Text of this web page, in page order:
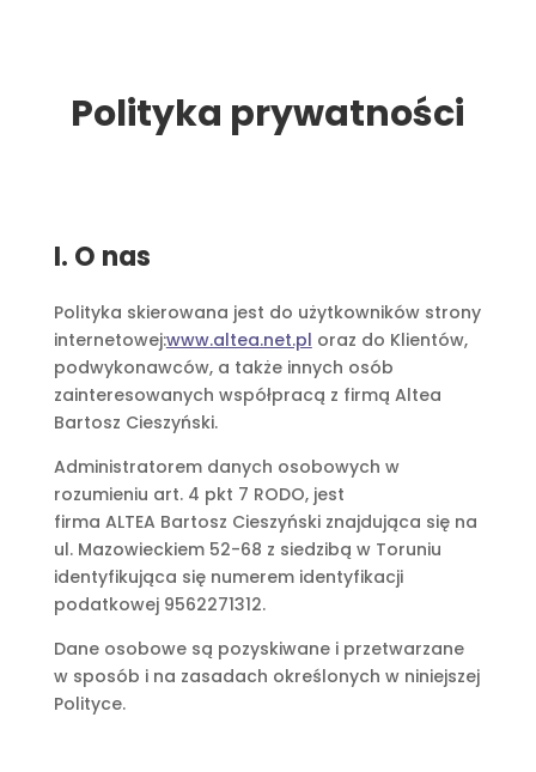
Polityka prywatności
I. O nas
Polityka skierowana jest do użytkowników strony
internetowej:www.altea.net.pl oraz do Klientów,
podwykonawców, a także innych osób
zainteresowanych współpracą z firmą Altea
Bartosz Cieszyński.
Administratorem danych osobowych w
rozumieniu art. 4 pkt 7 RODO, jest
firma ALTEA Bartosz Cieszyński znajdująca się na
ul. Mazowieckiem 52-68 z siedzibą w Toruniu
identyfikująca się numerem identyfikacji
podatkowej 9562271312.
Dane osobowe są pozyskiwane i przetwarzane
w sposób i na zasadach określonych w niniejszej
Polityce.